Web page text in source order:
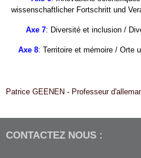
wissenschaftlicher Fortschritt und
Axe 7: Diversité et inclusion /
Axe 8: Territoire et mémoire / Orte
Patrice GEENEN - Professeur
CONTACTEZ NOUS :